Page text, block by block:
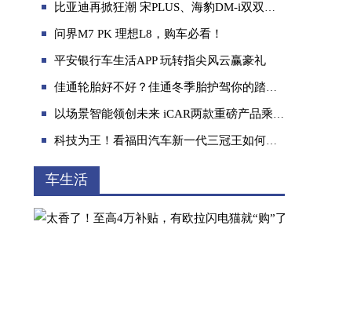
比亚迪再掀狂潮 宋PLUS、海豹DM-i双双推出荣耀版
问界M7 PK 理想L8，购车必看！
平安银行车生活APP 玩转指尖风云赢豪礼
佳通轮胎好不好？佳通冬季胎护驾你的踏雪之旅！
以场景智能领创未来 iCAR两款重磅产品乘新时代浪潮而来！
科技为王！看福田汽车新一代三冠王如何续写荣光
车生活